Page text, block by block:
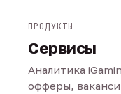
ПРОДУКТЫ
Сервисы
Аналитика
офферы,